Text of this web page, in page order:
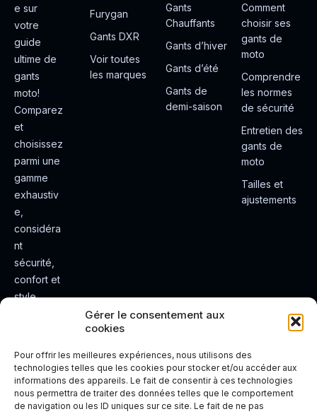
Gérer le consentement aux
cookies
Pour offrir les meilleures expériences, nous utilisons des
technologies telles que les cookies pour stocker et/ou accéder aux
informations des appareils. Le fait de consentir à ces technologies
nous permettra de traiter des données telles que le comportement
de navigation ou les ID uniques sur ce site. Le fait de ne pas
e sur
votre
guide
ultime de
gants
moto!
Comparez
et
choisissez
parmi une
gamme
exhaustiv
e,
considéra
nt
sécurité,
confort et
style.
e de
conduite
plus sûre
Furygan
Gants DXR
Voir toutes
les marques
Gants
Chauffants
Gants d’hiver
Gants d’été
Gants de
demi-saison
Comment
choisir ses
gants de
moto
Comprendre
les normes
de sécurité
Entretien des
gants de
moto
Tailles et
ajustements